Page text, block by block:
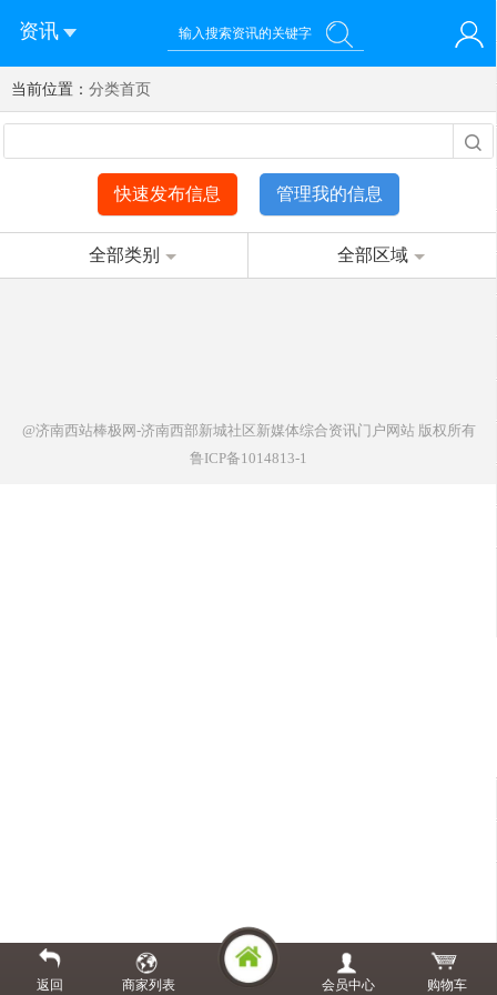
资讯
您好！欢迎来到济南西站棒极网-济南西部新城社区新媒体综
合资讯门户网站
登录 注册 微信快速登录
当前位置： 分类首页
快速发布信息 管理我的信息
全部类别 全部区域
@济南西站棒极网-济南西部新城社区新媒体综合资讯门户网站版权所有
鲁ICP备1014813-1
返回 商家列表 会员中心 购物车